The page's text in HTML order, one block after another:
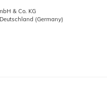
& Co. KG
(Germany)